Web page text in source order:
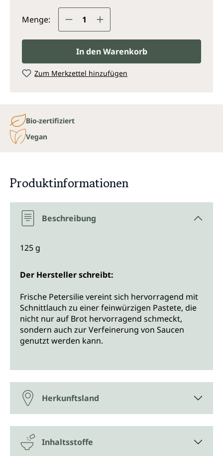
Menge: Produkt Anzahl: Gib den
In den Warenkorb
Zum Merkzettel hinzufügen
Bio-zertifiziert
Vegan
Produktinformationen
Beschreibung
125 g
Der Hersteller schreibt:
Frische Petersilie vereint sich hervorragend mit
Schnittlauch zu einer feinwürzigen Pastete, die
nicht nur auf Brot hervorragend schmeckt,
sondern auch zur Verfeinerung von Saucen
genutzt werden kann.
Herkunftsland
Inhaltsstoffe